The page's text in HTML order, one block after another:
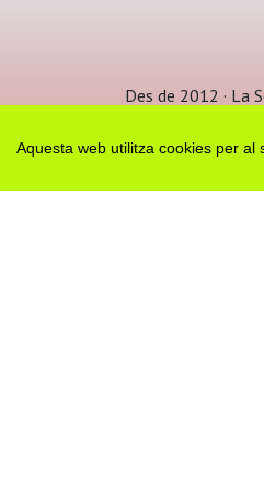
Aquesta web utilitza cookies per al
Des de 2012 · La
Avis legal i